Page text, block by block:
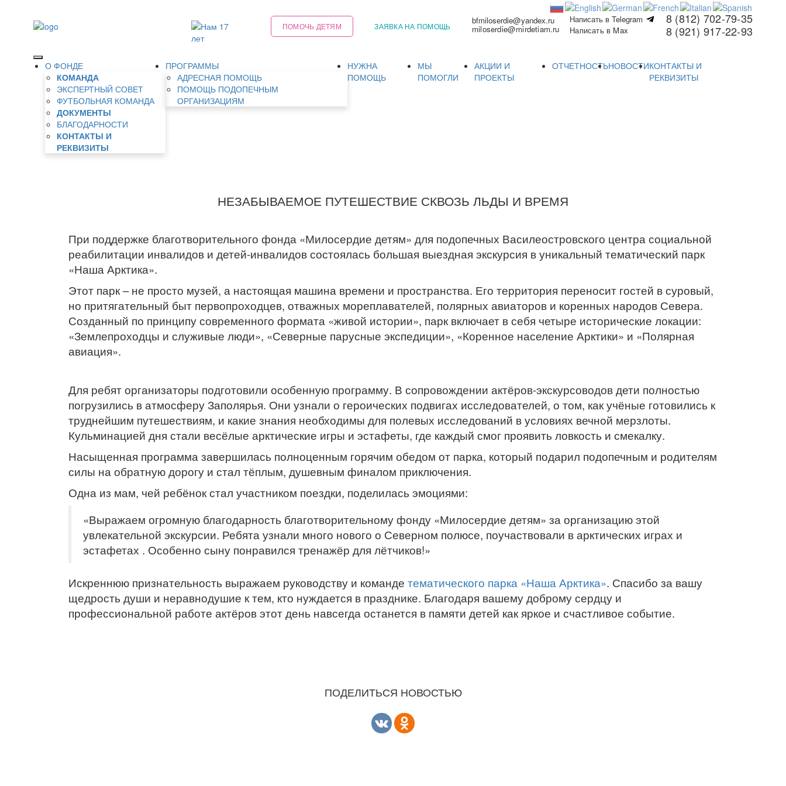
ПОМОЧЬ ДЕТЯМ ЗАЯВКА НА ПОМОЩЬ bfmiloserdie@yandex.ru
miloserdie@mirdetiam.ru
Написать в Telegram
Написать в Max
8 (812) 702-79-35
8 (921) 917-22-93
О ФОНДЕ
КОМАНДА
ЭКСПЕРТНЫЙ СОВЕТ
ФУТБОЛЬНАЯ КОМАНДА
ДОКУМЕНТЫ
БЛАГОДАРНОСТИ
КОНТАКТЫ И
РЕКВИЗИТЫ
ПРОГРАММЫ
АДРЕСНАЯ ПОМОЩЬ
ПОМОЩЬ ПОДОПЕЧНЫМ
ОРГАНИЗАЦИЯМ
НУЖНА
ПОМОЩЬ
МЫ
ПОМОГЛИ
АКЦИИ И
ПРОЕКТЫ
ОТЧЕТНОСТЬНОВОСТИКОНТАКТЫ И
РЕКВИЗИТЫ
НЕЗАБЫВАЕМОЕ ПУТЕШЕСТВИЕ СКВОЗЬ ЛЬДЫ И ВРЕМЯ
При поддержке благотворительного фонда «Милосердие детям» для подопечных Василеостровского центра социальной
реабилитации инвалидов и детей-инвалидов состоялась большая выездная экскурсия в уникальный тематический парк
«Наша Арктика».
Этот парк – не просто музей, а настоящая машина времени и пространства. Его территория переносит гостей в суровый,
но притягательный быт первопроходцев, отважных мореплавателей, полярных авиаторов и коренных народов Севера.
Созданный по принципу современного формата «живой истории», парк включает в себя четыре исторические локации:
«Землепроходцы и служивые люди», «Северные парусные экспедиции», «Коренное население Арктики» и «Полярная
авиация».
Для ребят организаторы подготовили особенную программу. В сопровождении актёров-экскурсоводов дети полностью
погрузились в атмосферу Заполярья. Они узнали о героических подвигах исследователей, о том, как учёные готовились к
труднейшим путешествиям, и какие знания необходимы для полевых исследований в условиях вечной мерзлоты.
Кульминацией дня стали весёлые арктические игры и эстафеты, где каждый смог проявить ловкость и смекалку.
Насыщенная программа завершилась полноценным горячим обедом от парка, который подарил подопечным и родителям
силы на обратную дорогу и стал тёплым, душевным финалом приключения.
Одна из мам, чей ребёнок стал участником поездки, поделилась эмоциями:
«Выражаем огромную благодарность благотворительному фонду «Милосердие детям» за организацию этой
увлекательной экскурсии. Ребята узнали много нового о Северном полюсе, поучаствовали в арктических играх и
эстафетах . Особенно сыну понравился тренажёр для лётчиков!»
Искреннюю признательность выражаем руководству и команде тематического парка «Наша Арктика». Спасибо за вашу
щедрость души и неравнодушие к тем, кто нуждается в празднике. Благодаря вашему доброму сердцу и
профессиональной работе актёров этот день навсегда останется в памяти детей как яркое и счастливое событие.
ПОДЕЛИТЬСЯ НОВОСТЬЮ